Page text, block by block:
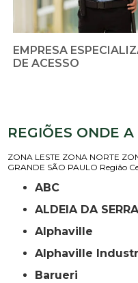
EMPRESA
DE ACESSO
REGIÕES ONDE
ZONA LESTE ZONA NORTE
GRANDE SÃO PAULO Região
ABC
ALDEIA DA SERRA
Alphaville
Alphaville
Barueri